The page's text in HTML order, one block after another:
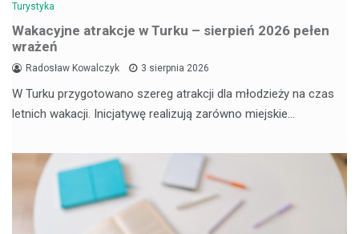
Turystyka
Wakacyjne atrakcje w Turku – sierpień 2026 pełen
wrażeń
Radosław Kowalczyk 3 sierpnia 2026
W Turku przygotowano szereg atrakcji dla młodzieży na czas
letnich wakacji. Inicjatywę realizują zarówno miejskie…